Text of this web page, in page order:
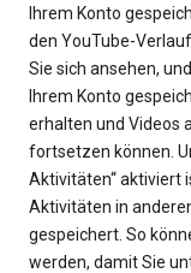
Ihrem Konto
den YouTube-
Sie sich ansehen,
Ihrem Konto
erhalten und Videos
fortsetzen können.
Aktivitäten“ aktiviert
Aktivitäten in
gespeichert. So
werden, damit Sie